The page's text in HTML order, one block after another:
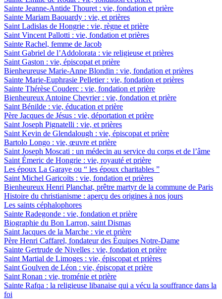
Sainte Jeanne-Antide Thouret : vie, fondation et prière
Sainte Mariam Baouardy : vie, et prières
Saint Ladislas de Hongrie : vie, règne et prière
Saint Vincent Pallotti : vie, fondation et prières
Sainte Rachel, femme de Jacob
Saint Gabriel de l’Addolorata : vie religieuse et prières
Saint Gaston : vie, épiscopat et prière
Bienheureuse Marie-Anne Blondin : vie, fondation et prières
Sainte Marie-Euphrasie Pelletier : vie, fondation et prières
Sainte Thérèse Couderc : vie, fondation et prière
Bienheureux Antoine Chevrier : vie, fondation et prière
Saint Bénilde : vie, éducation et prière
Père Jacques de Jésus : vie, déportation et prière
Saint Joseph Pignatelli : vie, et prières
Saint Kevin de Glendalough : vie, épiscopat et prière
Bartolo Longo : vie, œuvre et prière
Saint Joseph Moscati : un médecin au service du corps et de l’âme
Saint Émeric de Hongrie : vie, royauté et prière
Les époux La Garaye ou “ les époux charitables ”
Saint Michel Garicoïts : vie, fondation et prières
Bienheureux Henri Planchat, prêtre martyr de la commune de Paris
Histoire du christianisme : aperçu des origines à nos jours
Les saints céphalophores
Sainte Radegonde : vie, fondation et prière
Biographie du Bon Larron, saint Dismas
Saint Jacques de la Marche : vie et prière
Père Henri Caffarel, fondateur des Équipes Notre-Dame
Sainte Gertrude de Nivelles : vie, fondation et prière
Saint Martial de Limoges : vie, épiscopat et prières
Saint Goulven de Léon : vie, épiscopat et prière
Saint Ronan : vie, troménie et prière
Sainte Rafqa : la religieuse libanaise qui a vécu la souffrance dans la
foi